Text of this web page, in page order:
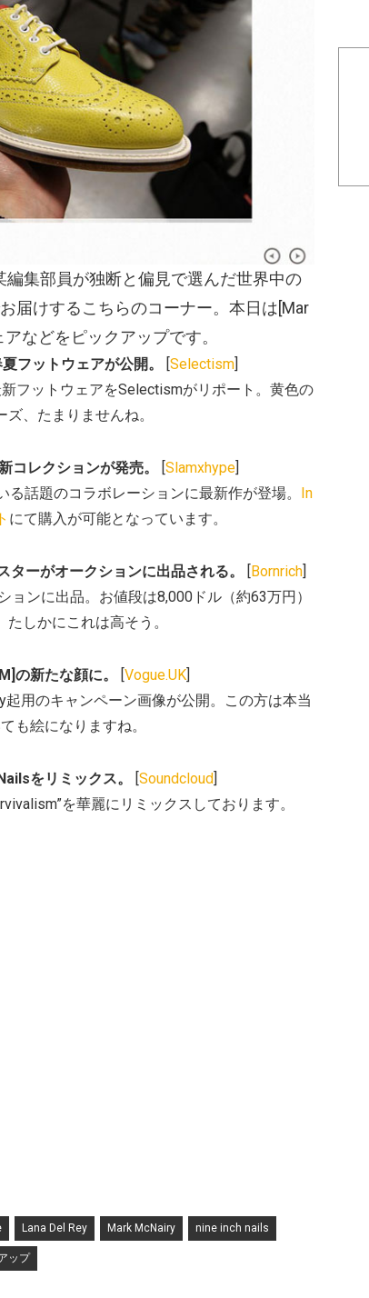
集部員が独断と偏見で選んだ世界中の
届けするこちらのコーナー。本日は[Mar
などをピックアップです。
フットウェアが公開。 [Selectism]
フットウェアをSelectismがリポート。黄色の
ズ、たまりませんね。
コレクションが発売。 [Slamxhype]
話題のコラボレーションに最新作が登場。 In
にて購入が可能となっています。
ーがオークションに出品される。 [Bornrich]
ョンに出品。お値段は8,000ドル（約63万円）
たしかにこれは高そう。
の新たな顔に。 [Vogue.UK]
用のキャンペーン画像が公開。この方は本当
も絵になりますね。
をリミックス。 [Soundcloud]
を華麗にリミックスしております。
Lana Del Rey Mark McNairy nine inch nails
ップ